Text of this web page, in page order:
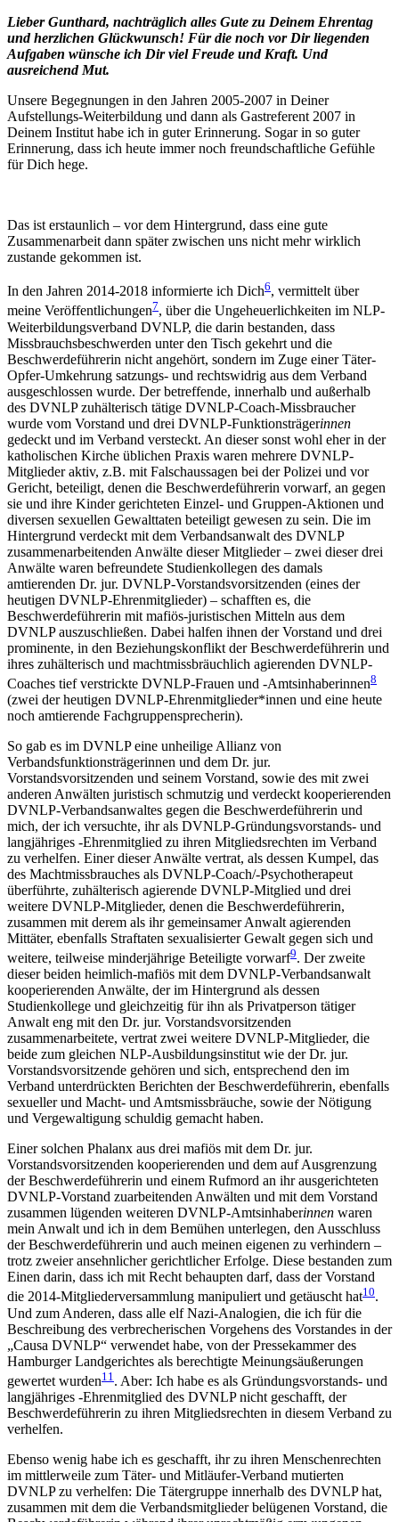
Lieber Gunthard, nachträglich alles Gute zu Deinem Ehrentag
und herzlichen Glückwunsch! Für die noch vor Dir liegenden
Aufgaben wünsche ich Dir viel Freude und Kraft. Und
ausreichend Mut.
Unsere Begegnungen in den Jahren 2005-2007 in Deiner
Aufstellungs-Weiterbildung und dann als Gastreferent 2007 in
Deinem Institut habe ich in guter Erinnerung. Sogar in so guter
Erinnerung, dass ich heute immer noch freundschaftliche Gefühle
für Dich hege.
Das ist erstaunlich – vor dem Hintergrund, dass eine gute
Zusammenarbeit dann später zwischen uns nicht mehr wirklich
zustande gekommen ist.
In den Jahren 2014-2018 informierte ich Dich6, vermittelt über
meine Veröffentlichungen7, über die Ungeheuerlichkeiten im NLP-
Weiterbildungsverband DVNLP, die darin bestanden, dass
Missbrauchsbeschwerden unter den Tisch gekehrt und die
Beschwerdeführerin nicht angehört, sondern im Zuge einer Täter-
Opfer-Umkehrung satzungs- und rechtswidrig aus dem Verband
ausgeschlossen wurde. Der betreffende, innerhalb und außerhalb
des DVNLP zuhälterisch tätige DVNLP-Coach-Missbraucher
wurde vom Vorstand und drei DVNLP-Funktionsträgerinnen
gedeckt und im Verband versteckt. An dieser sonst wohl eher in der
katholischen Kirche üblichen Praxis waren mehrere DVNLP-
Mitglieder aktiv, z.B. mit Falschaussagen bei der Polizei und vor
Gericht, beteiligt, denen die Beschwerdeführerin vorwarf, an gegen
sie und ihre Kinder gerichteten Einzel- und Gruppen-Aktionen und
diversen sexuellen Gewalttaten beteiligt gewesen zu sein. Die im
Hintergrund verdeckt mit dem Verbandsanwalt des DVNLP
zusammenarbeitenden Anwälte dieser Mitglieder – zwei dieser drei
Anwälte waren befreundete Studienkollegen des damals
amtierenden Dr. jur. DVNLP-Vorstandsvorsitzenden (eines der
heutigen DVNLP-Ehrenmitglieder) – schafften es, die
Beschwerdeführerin mit mafiös-juristischen Mitteln aus dem
DVNLP auszuschließen. Dabei halfen ihnen der Vorstand und drei
prominente, in den Beziehungskonflikt der Beschwerdeführerin und
ihres zuhälterisch und machtmissbräuchlich agierenden DVNLP-
Coaches tief verstrickte DVNLP-Frauen und -Amtsinhaberinnen8
(zwei der heutigen DVNLP-Ehrenmitglieder*innen und eine heute
noch amtierende Fachgruppensprecherin).
So gab es im DVNLP eine unheilige Allianz von
Verbandsfunktionsträgerinnen und dem Dr. jur.
Vorstandsvorsitzenden und seinem Vorstand, sowie des mit zwei
anderen Anwälten juristisch schmutzig und verdeckt kooperierenden
DVNLP-Verbandsanwaltes gegen die Beschwerdeführerin und
mich, der ich versuchte, ihr als DVNLP-Gründungsvorstands- und
langjähriges -Ehrenmitglied zu ihren Mitgliedsrechten im Verband
zu verhelfen. Einer dieser Anwälte vertrat, als dessen Kumpel, das
des Machtmissbrauches als DVNLP-Coach/-Psychotherapeut
überführte, zuhälterisch agierende DVNLP-Mitglied und drei
weitere DVNLP-Mitglieder, denen die Beschwerdeführerin,
zusammen mit derem als ihr gemeinsamer Anwalt agierenden
Mittäter, ebenfalls Straftaten sexualisierter Gewalt gegen sich und
weitere, teilweise minderjährige Beteiligte vorwarf9. Der zweite
dieser beiden heimlich-mafiös mit dem DVNLP-Verbandsanwalt
kooperierenden Anwälte, der im Hintergrund als dessen
Studienkollege und gleichzeitig für ihn als Privatperson tätiger
Anwalt eng mit den Dr. jur. Vorstandsvorsitzenden
zusammenarbeitete, vertrat zwei weitere DVNLP-Mitglieder, die
beide zum gleichen NLP-Ausbildungsinstitut wie der Dr. jur.
Vorstandsvorsitzende gehören und sich, entsprechend den im
Verband unterdrückten Berichten der Beschwerdeführerin, ebenfalls
sexueller und Macht- und Amtsmissbräuche, sowie der Nötigung
und Vergewaltigung schuldig gemacht haben.
Einer solchen Phalanx aus drei mafiös mit dem Dr. jur.
Vorstandsvorsitzenden kooperierenden und dem auf Ausgrenzung
der Beschwerdeführerin und einem Rufmord an ihr ausgerichteten
DVNLP-Vorstand zuarbeitenden Anwälten und mit dem Vorstand
zusammen lügenden weiteren DVNLP-Amtsinhaberinnen waren
mein Anwalt und ich in dem Bemühen unterlegen, den Ausschluss
der Beschwerdeführerin und auch meinen eigenen zu verhindern –
trotz zweier ansehnlicher gerichtlicher Erfolge. Diese bestanden zum
Einen darin, dass ich mit Recht behaupten darf, dass der Vorstand
die 2014-Mitgliederversammlung manipuliert und getäuscht hat10.
Und zum Anderen, dass alle elf Nazi-Analogien, die ich für die
Beschreibung des verbrecherischen Vorgehens des Vorstandes in der
„Causa DVNLP“ verwendet habe, von der Pressekammer des
Hamburger Landgerichtes als berechtigte Meinungsäußerungen
gewertet wurden11 . Aber: Ich habe es als Gründungsvorstands- und
langjähriges -Ehrenmitglied des DVNLP nicht geschafft, der
Beschwerdeführerin zu ihren Mitgliedsrechten in diesem Verband zu
verhelfen.
Ebenso wenig habe ich es geschafft, ihr zu ihren Menschenrechten
im mittlerweile zum Täter- und Mitläufer-Verband mutierten
DVNLP zu verhelfen: Die Tätergruppe innerhalb des DVNLP hat,
zusammen mit dem die Verbandsmitglieder belügenen Vorstand, die